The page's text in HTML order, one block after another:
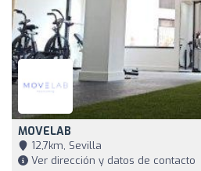
MOVELAB
12,7km, Sevilla
Ver dirección y datos de contacto